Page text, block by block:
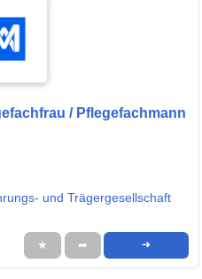
/ Pflegefachmann
und Trägergesellschaft
★ ➦ ➜